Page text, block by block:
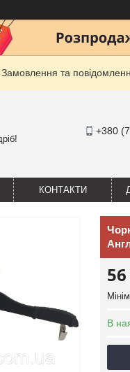
та
+380
КОНТАКТИ
В